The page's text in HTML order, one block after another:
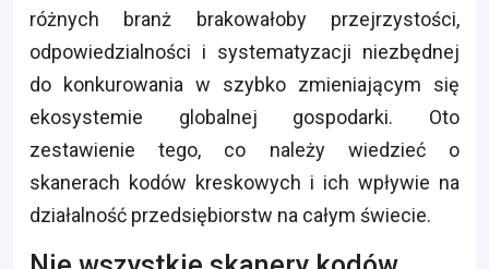
różnych branż brakowałoby przejrzystości,
odpowiedzialności i systematyzacji niezbędnej
do konkurowania w szybko zmieniającym się
ekosystemie globalnej gospodarki. Oto
zestawienie tego, co należy wiedzieć o
skanerach kodów kreskowych i ich wpływie na
działalność przedsiębiorstw na całym świecie.